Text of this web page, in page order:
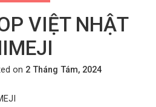
VIỆT NHẬT
on 2 Tháng Tám, 2024